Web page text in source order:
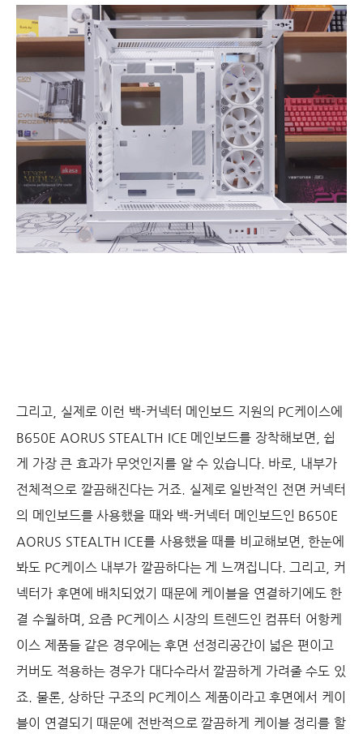
그리고, 실제로 이런 백-커넥터 메인보드 지원의 PC케이스에
B650E AORUS STEALTH ICE 메인보드를 장착해보면, 쉽
게 가장 큰 효과가 무엇인지를 알 수 있습니다. 바로, 내부가
전체적으로 깔끔해진다는 거죠. 실제로 일반적인 전면 커넥터
의 메인보드를 사용했을 때와 백-커넥터 메인보드인 B650E
AORUS STEALTH ICE를 사용했을 때를 비교해보면, 한눈에
봐도 PC케이스 내부가 깔끔하다는 게 느껴집니다. 그리고, 커
넥터가 후면에 배치되었기 때문에 케이블을 연결하기에도 한
결 수월하며, 요즘 PC케이스 시장의 트렌드인 컴퓨터 어항케
이스 제품들 같은 경우에는 후면 선정리공간이 넓은 편이고
커버도 적용하는 경우가 대다수라서 깔끔하게 가려줄 수도 있
죠. 물론, 상하단 구조의 PC케이스 제품이라고 후면에서 케이
블이 연결되기 때문에 전반적으로 깔끔하게 케이블 정리를 할